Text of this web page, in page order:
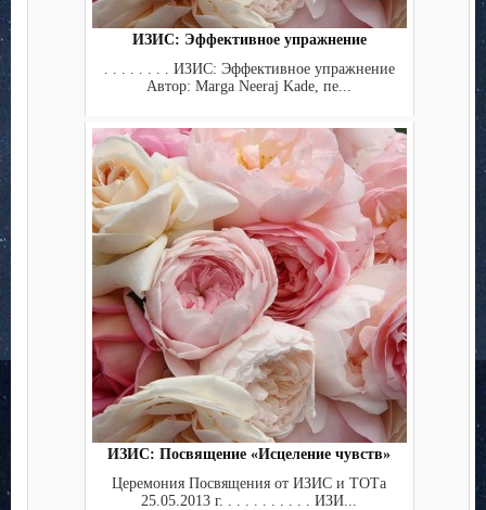
ИЗИС: Эффективное упражнение
. . . . . . . . ИЗИС: Эффективное упражнение
Автор: Marga Neeraj Kade, пе...
ИЗИС: Посвящение «Исцеление чувств»
Церемония Посвящения от ИЗИС и ТОТа
25.05.2013 г. . . . . . . . . . . ИЗИ...